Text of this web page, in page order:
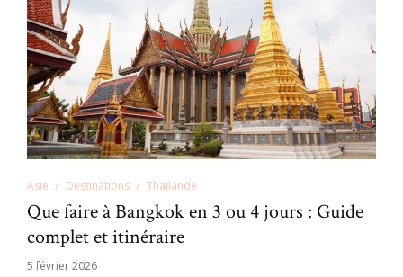
Asie Destinations Thaïlande
Que faire à Bangkok en 3 ou 4 jours : Guide
complet et itinéraire
5 février 2026